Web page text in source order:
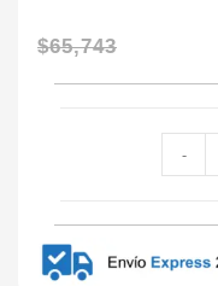
$65,743
-